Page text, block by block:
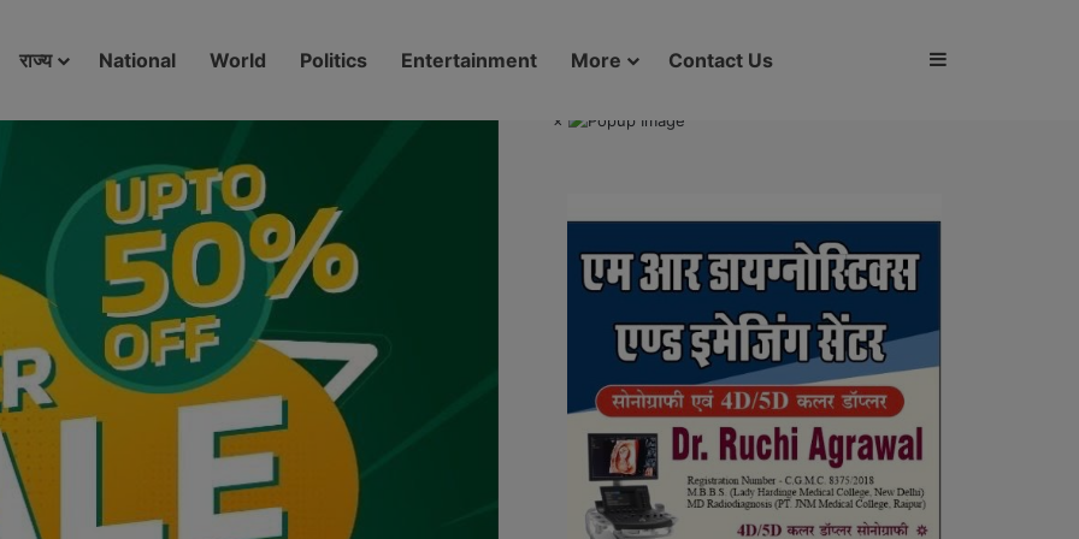
राज्य National World Politics Entertainment More Contact Us Sidebar
×